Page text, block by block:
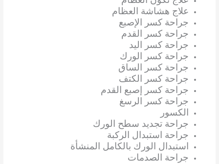
علاج هشاشة العظام
جراحة كسر الإصبع
جراحة كسر القدم
جراحة كسر اليد
جراحة كسر الورك
جراحة كسر الساق
جراحة كسر الكتف
جراحة كسر إصبع القدم
جراحة كسر الرسغ
الكسور
جراحة تجديد سطح الورك
جراحة استبدال الركبة
استبدال الورك بالكامل المنشأة
جراحة الصدمات